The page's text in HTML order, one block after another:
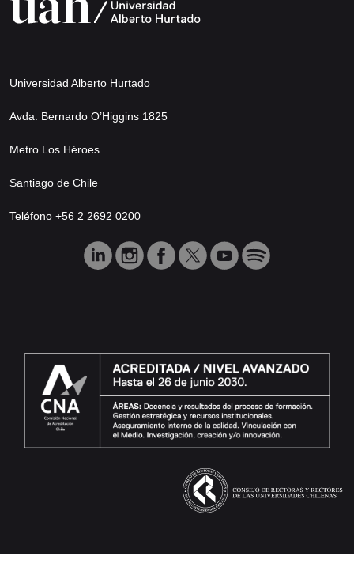
Universidad Alberto Hurtado
Avda. Bernardo O’Higgins 1825
Metro Los Héroes
Santiago de Chile
Teléfono +56 2 2692 0200